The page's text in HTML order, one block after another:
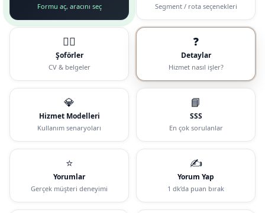
Formu aç, aracını seç Segment / rota seçenekleri
🧑‍✈️
Şoförler
CV & belgeler
❓
Detaylar
Hizmet nasıl işler?
💎
Hizmet Modelleri
Kullanım senaryoları
📘
SSS
En çok sorulanlar
⭐
Yorumlar
Gerçek müşteri deneyimi
✍️
Yorum Yap
1 dk’da puan bırak